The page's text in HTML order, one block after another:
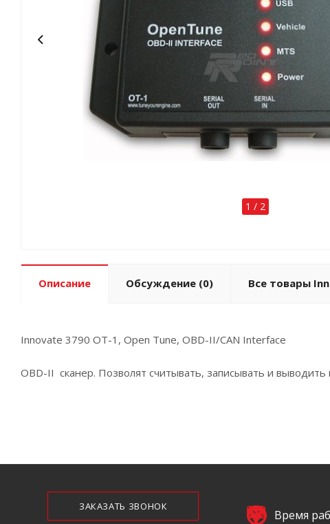
1 / 2
Описание Обсуждение (0) Все товары
Innovate 3790 OT-1, Open Tune, OBD-II/CAN Interface
OBD-II сканер. Позволят считывать, записывать и
ЗАКАЗАТЬ ЗВОНОК
Время